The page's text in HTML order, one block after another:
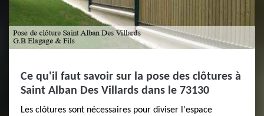
Ce qu'il faut savoir sur la pose des clôtures à
Saint Alban Des Villards dans le 73130
Les clôtures sont nécessaires pour diviser l'espace